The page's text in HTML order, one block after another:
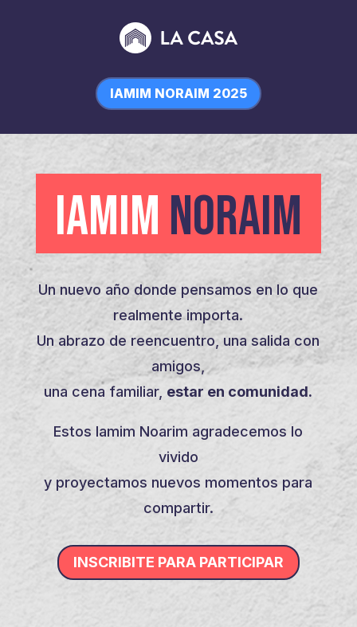
IAMIM NORAIM 2025
IAMIM NORAIM
Un nuevo año donde pensamos en lo que
realmente importa.
Un abrazo de reencuentro, una salida con
amigos,
una cena familiar, estar en comunidad.
Estos Iamim Noarim agradecemos lo
vivido
y proyectamos nuevos momentos para
compartir.
INSCRIBITE PARA PARTICIPAR